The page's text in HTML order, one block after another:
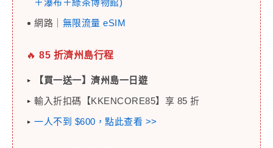
＋瀑布＋綠茶博物館)
網路｜ 無限流量 eSIM
🔥 85 折濟州島行程
【買一送一】濟州島一日遊
輸入折扣碼【KKENCORE85】享 85 折
一人不到 $600，點此查看 >>